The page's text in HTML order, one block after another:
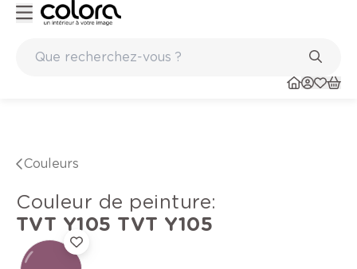
Couleurs
Couleur de peinture:
TVT Y105 TVT Y105